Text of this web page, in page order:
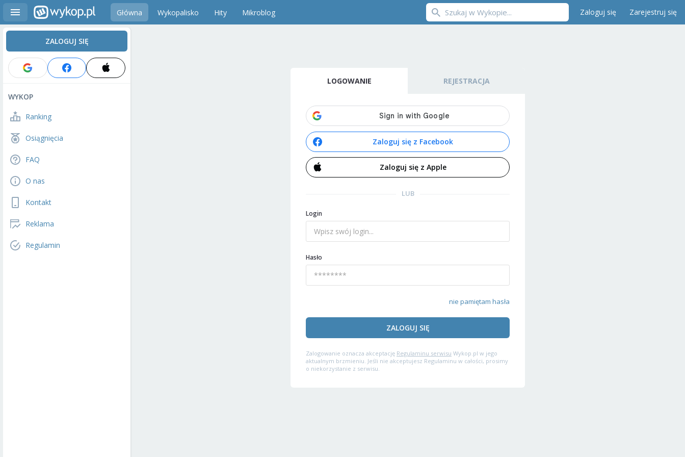
Główna Wykopalisko Hity Mikroblog Zaloguj się Zarejestruj się
ZALOGUJ SIĘ
WYKOP
Ranking
Osiągnięcia
FAQ
O nas
Kontakt
Reklama
Regulamin
LOGOWANIE REJESTRACJA
Zaloguj się z Facebook
Zaloguj się z Apple
LUB
Login
Hasło
nie pamiętam hasła
ZALOGUJ SIĘ
Zalogowanie oznacza akceptację Regulaminu serwisu Wykop.pl w jego
aktualnym brzmieniu. Jeśli nie akceptujesz Regulaminu w całości, prosimy
o niekorzystanie z serwisu.